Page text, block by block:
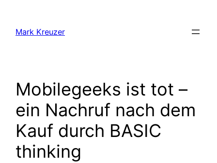
springen
Mark Kreuzer
Mobilegeeks ist tot –
ein Nachruf nach dem
Kauf durch BASIC
thinking